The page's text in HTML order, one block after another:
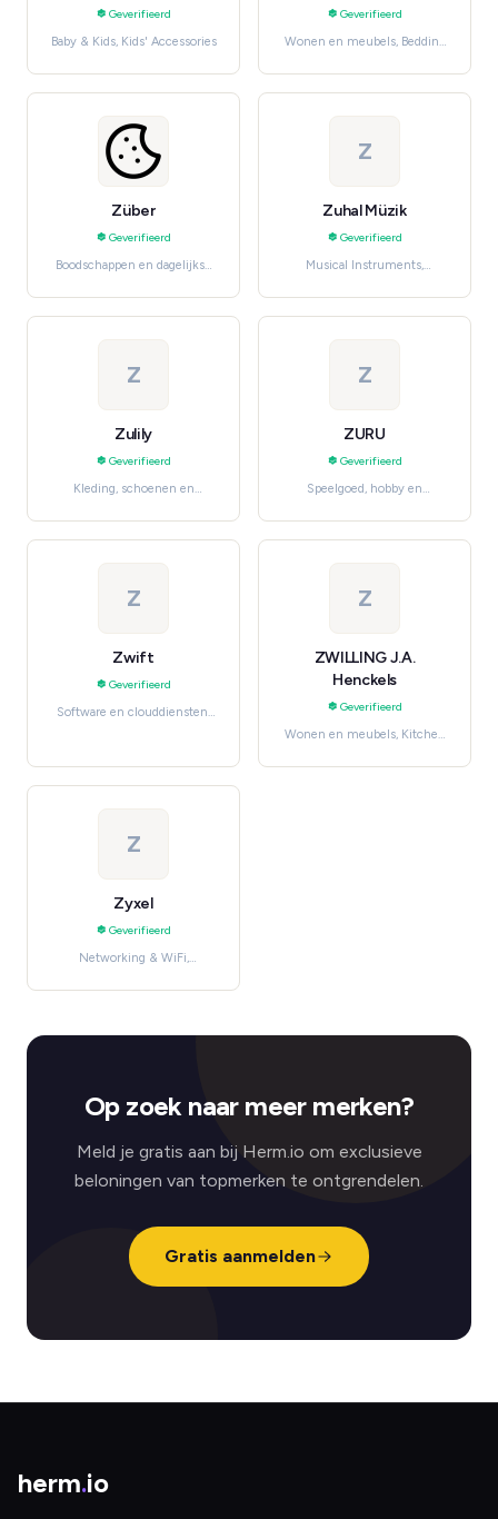
Geverifieerd
Baby & Kids, Kids' Accessories
Geverifieerd
Wonen en meubels, Bedding
Züber
Geverifieerd
Boodschappen en dagelijkse
Health Foods
Z
Zuhal Müzik
Geverifieerd
Musical Instruments,
knutselen
Z
Zulily
Geverifieerd
Kleding, schoenen en
Fashion
Z
ZURU
Geverifieerd
Speelgoed, hobby en
Dolls
Z
Zwift
Geverifieerd
Software en clouddiensten,
Z
ZWILLING J.A.
Henckels
Geverifieerd
Wonen en meubels, Kitchen
Z
Zyxel
Geverifieerd
Networking & WiFi,
Op zoek naar meer merken?
Meld je gratis aan bij Herm.io om exclusieve
beloningen van topmerken te ontgrendelen.
Gratis aanmelden
herm.io